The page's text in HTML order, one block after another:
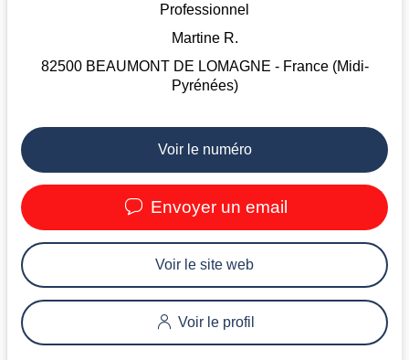
Professionnel
Martine R.
82500 BEAUMONT DE LOMAGNE - France (Midi-
Pyrénées)
Voir le numéro
Envoyer un email
Voir le site web
Voir le profil